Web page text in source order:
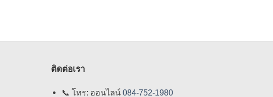
ติดต่อเรา
📞 โทร: ออนไลน์ 084-752-1980